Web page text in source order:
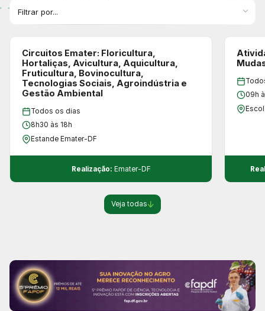
Circuitos Emater: Floricultura,
Hortaliças, Avicultura, Aquicultura,
Fruticultura, Bovinocultura,
Tecnologias Sociais, Agroindústria e
Gestão Ambiental
Todos os dias
8h30 às 18h
Estande Emater-DF
Realização: Emater-DF
09h
Veja todas